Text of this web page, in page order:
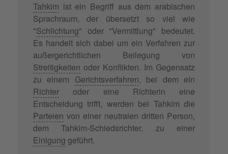
Tahkim ist ein Begriff aus dem arabischen
Sprachraum, der übersetzt so viel wie
"Schlichtung" oder "Vermittlung" bedeutet.
Es handelt sich dabei um ein Verfahren zur
außergerichtlichen Beilegung von
Streitigkeiten oder Konflikten. Im Gegensatz
zu einem Gerichtsverfahren, bei dem ein
Richter oder eine Richterin eine
Entscheidung trifft, werden bei Tahkim die
Parteien von einer neutralen dritten Person,
dem Tahkim-Schiedsrichter, zu einer
Einigung geführt.